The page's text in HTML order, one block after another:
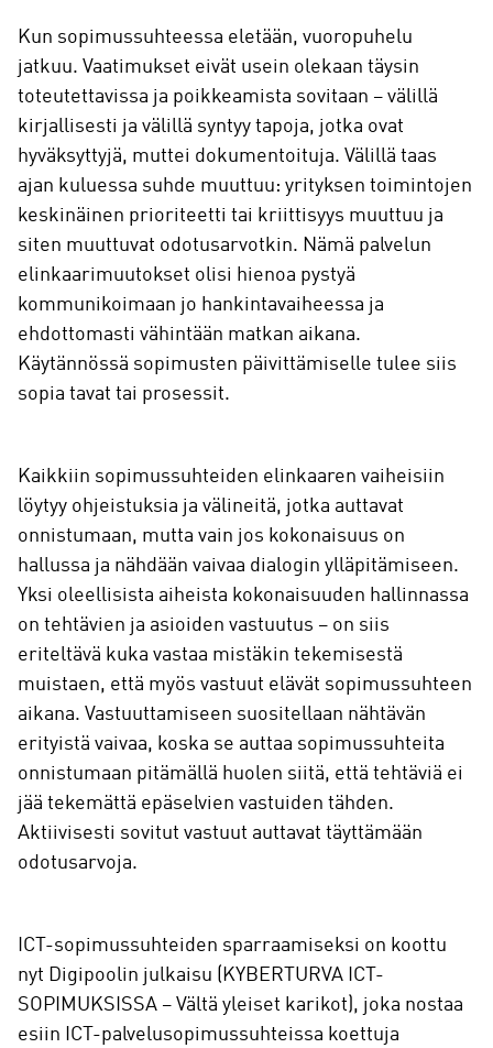
Kun sopimussuhteessa eletään, vuoropuhelu
jatkuu. Vaatimukset eivät usein olekaan täysin
toteutettavissa ja poikkeamista sovitaan – välillä
kirjallisesti ja välillä syntyy tapoja, jotka ovat
hyväksyttyjä, muttei dokumentoituja. Välillä taas
ajan kuluessa suhde muuttuu: yrityksen toimintojen
keskinäinen prioriteetti tai kriittisyys muuttuu ja
siten muuttuvat odotusarvotkin. Nämä palvelun
elinkaarimuutokset olisi hienoa pystyä
kommunikoimaan jo hankintavaiheessa ja
ehdottomasti vähintään matkan aikana.
Käytännössä sopimusten päivittämiselle tulee siis
sopia tavat tai prosessit.
Kaikkiin sopimussuhteiden elinkaaren vaiheisiin
löytyy ohjeistuksia ja välineitä, jotka auttavat
onnistumaan, mutta vain jos kokonaisuus on
hallussa ja nähdään vaivaa dialogin ylläpitämiseen.
Yksi oleellisista aiheista kokonaisuuden hallinnassa
on tehtävien ja asioiden vastuutus – on siis
eriteltävä kuka vastaa mistäkin tekemisestä
muistaen, että myös vastuut elävät sopimussuhteen
aikana. Vastuuttamiseen suositellaan nähtävän
erityistä vaivaa, koska se auttaa sopimussuhteita
onnistumaan pitämällä huolen siitä, että tehtäviä ei
jää tekemättä epäselvien vastuiden tähden.
Aktiivisesti sovitut vastuut auttavat täyttämään
odotusarvoja.
ICT-sopimussuhteiden sparraamiseksi on koottu
nyt Digipoolin julkaisu (KYBERTURVA ICT-
SOPIMUKSISSA – Vältä yleiset karikot), joka nostaa
esiin ICT-palvelusopimussuhteissa koettuja